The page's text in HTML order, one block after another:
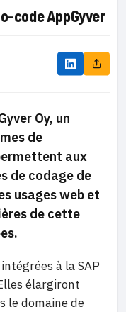
code AppGyver
Oy, un
de
aux
de codage de
usages web et
de cette
à la SAP
élargiront
le domaine de